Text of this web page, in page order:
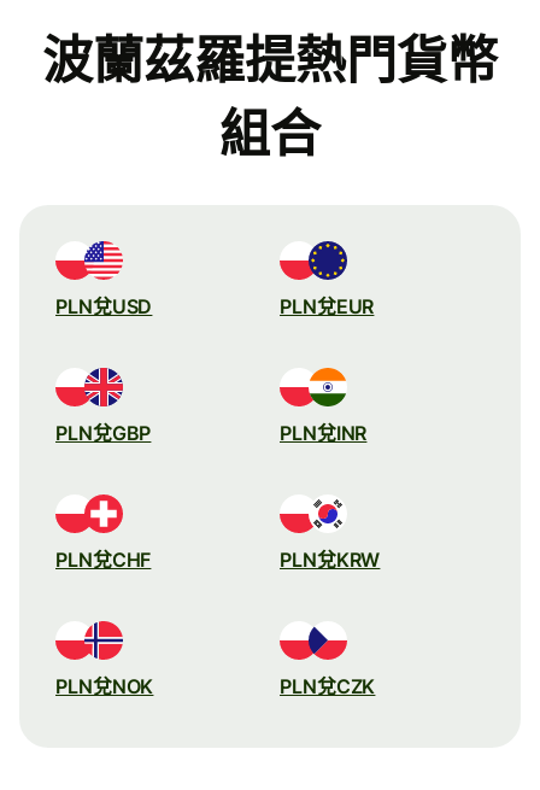
波蘭茲羅提熱門貨幣
組合
PLN兌USD PLN兌EUR
PLN兌GBP PLN兌INR
PLN兌CHF PLN兌KRW
PLN兌NOK PLN兌CZK